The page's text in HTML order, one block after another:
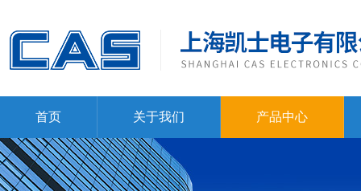
首页 关于我们 产品中心